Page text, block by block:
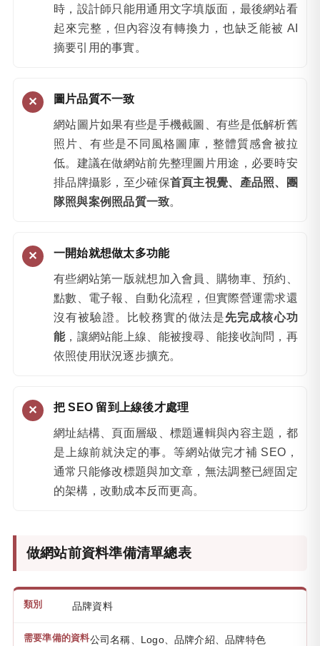
時，設計師只能用通用文字填版面，最後網站看
起來完整，但內容沒有轉換力，也缺乏能被 AI
摘要引用的事實。
圖片品質不一致
網站圖片如果有些是手機截圖、有些是低解析舊
照片、有些是不同風格圖庫，整體質感會被拉
低。建議在做網站前先整理圖片用途，必要時安
排品牌攝影，至少確保首頁主視覺、產品照、團
隊照與案例照品質一致。
一開始就想做太多功能
有些網站第一版就想加入會員、購物車、預約、
點數、電子報、自動化流程，但實際營運需求還
沒有被驗證。比較務實的做法是先完成核心功
能，讓網站能上線、能被搜尋、能接收詢問，再
依照使用狀況逐步擴充。
把 SEO 留到上線後才處理
網址結構、頁面層級、標題邏輯與內容主題，都
是上線前就決定的事。等網站做完才補 SEO，
通常只能修改標題與加文章，無法調整已經固定
的架構，改動成本反而更高。
做網站前資料準備清單總表
品牌資料
公司名稱、Logo、品牌介紹、品牌特色